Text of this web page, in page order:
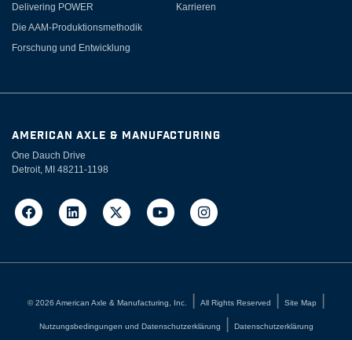
Delivering POWER
Die AAM-Produktionsmethodik
Forschung und Entwicklung
Karrieren
AMERICAN AXLE & MANUFACTURING
One Dauch Drive
Detroit, MI 48211-1198
©2026 American Axle & Manufacturing, Inc. All Rights Reserved Site Map
Nutzungsbedingungen und Datenschutzerklärung Datenschutzerklärung